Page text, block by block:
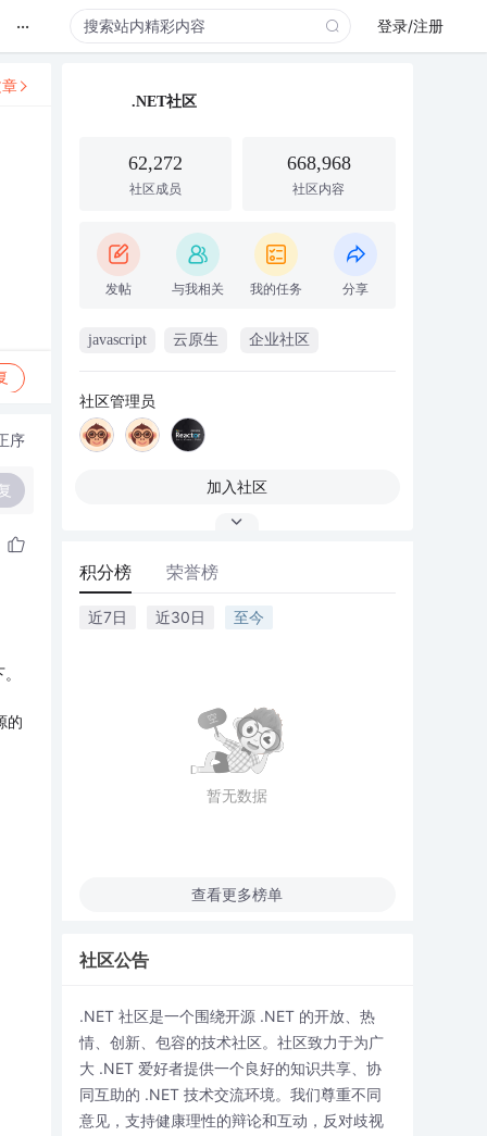
... 登录/注册
序
的
.NET社区
62,272
社区成员
668,968
社区内容
发帖 与我相关 我的任务 分享
javascript 云原生 企业社区
社区管理员
加入社区
积分榜 荣誉榜
近7日 近30日 至今
暂无数据
查看更多榜单
社区公告
.NET 社区是一个围绕开源 .NET 的开放、热
情、创新、包容的技术社区。社区致力于为广
大 .NET 爱好者提供一个良好的知识共享、协
同互助的 .NET 技术交流环境。我们尊重不同
意见，支持健康理性的辩论和互动，反对歧视